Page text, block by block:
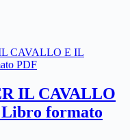
IL CAVALLO
formato